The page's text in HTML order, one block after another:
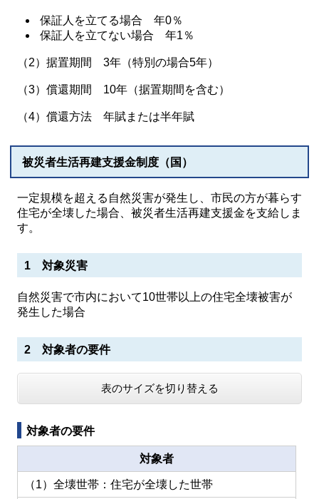
保証人を立てる場合 年0％
保証人を立てない場合 年1％
（2）据置期間 3年（特別の場合5年）
（3）償還期間 10年（据置期間を含む）
（4）償還方法 年賦または半年賦
被災者生活再建支援金制度（国）
一定規模を超える自然災害が発生し、市民の方が暮らす
住宅が全壊した場合、被災者生活再建支援金を支給しま
す。
1 対象災害
自然災害で市内において10世帯以上の住宅全壊被害が
発生した場合
2 対象者の要件
表のサイズを切り替える
対象者の要件
対象者
（1）全壊世帯：住宅が全壊した世帯